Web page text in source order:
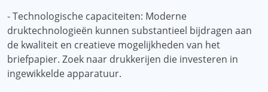
- Technologische capaciteiten: Moderne
druktechnologieën kunnen substantieel bijdragen aan
de kwaliteit en creatieve mogelijkheden van het
briefpapier. Zoek naar drukkerijen die investeren in
ingewikkelde apparatuur.